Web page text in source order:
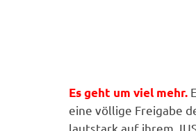
Es geht um viel mehr.
eine völlige Freigabe
lautstark auf ihrem